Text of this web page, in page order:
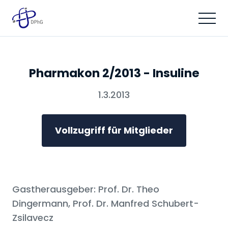
Pharmakon 2/2013 - Insuline
1.3.2013
Vollzugriff für Mitglieder
Gastherausgeber: Prof. Dr. Theo
Dingermann, Prof. Dr. Manfred Schubert-
Zsilavecz